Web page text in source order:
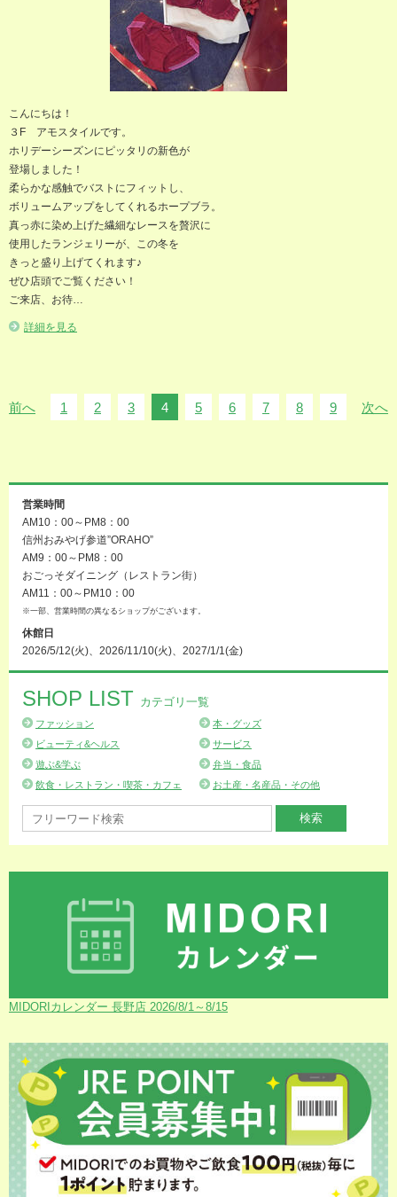
こんにちは！
３F アモスタイルです。
ホリデーシーズンにピッタリの新色が
登場しました！
柔らかな感触でバストにフィットし、
ボリュームアップをしてくれるホープブラ。
真っ赤に染め上げた繊細なレースを贅沢に
使用したランジェリーが、この冬を
きっと盛り上げてくれます♪
ぜひ店頭でご覧ください！
ご来店、お待…
詳細を見る
前へ 1 2 3 4 5 6 7 8 9 次へ
営業時間
AM10：00～PM8：00
信州おみやげ参道”ORAHO”
AM9：00～PM8：00
おごっそダイニング（レストラン街）
AM11：00～PM10：00
※一部、営業時間の異なるショップがございます。
休館日
2026/5/12(火)、2026/11/10(火)、2027/1/1(金)
SHOP LIST カテゴリ一覧
ファッション
本・グッズ
ビューティ&ヘルス
サービス
遊ぶ&学ぶ
弁当・食品
飲食・レストラン・喫茶・カフェ
お土産・名産品・その他
MIDORIカレンダー 長野店 2026/8/1～8/15